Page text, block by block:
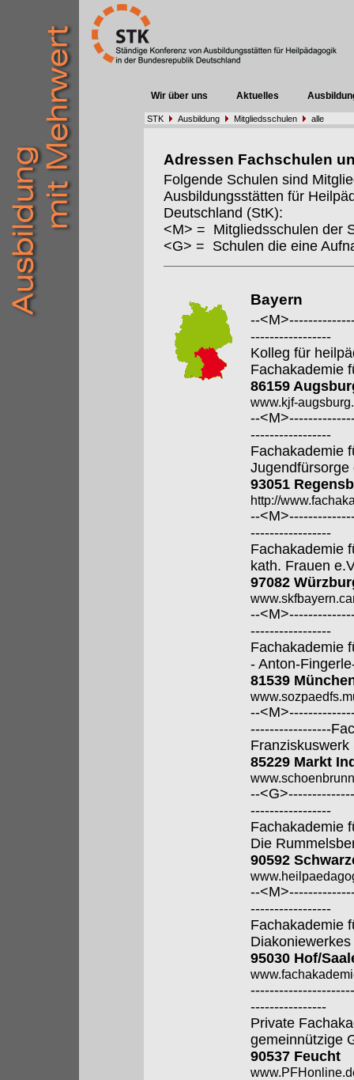
Wir über uns Aktuelles
STK Ausbildung Mitgliedsschulen alle
Adressen Fachschulen
Folgende Schulen sind
Ausbildungsstätten für
Deutschland (StK):
<M> = Mitgliedsschulen der
<G> = Schulen die eine
Bayern
--
-----------------
Kolleg für
Fachakademie
86159
www.kjf-
--
-----------------
Fachakademie
Jugendfürsorge
93051
http://
--
-----------------
Fachakademie
kath. Frauen
97082
--
-----------------
Fachakademie
- Anton-
81539
--
-----------------
Franziskuswerk
85229 Markt
--
-----------------
Fachakademie
Die
90592
--
-----------------
Fachakademie
95030 Hof/
----------------
Private
gemeinnützige
90537 Feucht